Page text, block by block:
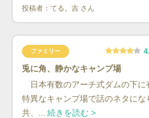
投稿者： てる。吉 さん
ファミリー
兎に角、静かなキャンプ場
日本有数のアーチ式ダムの下に
特異なキャンプ場で話のネタにな
共、...
続きを読む >